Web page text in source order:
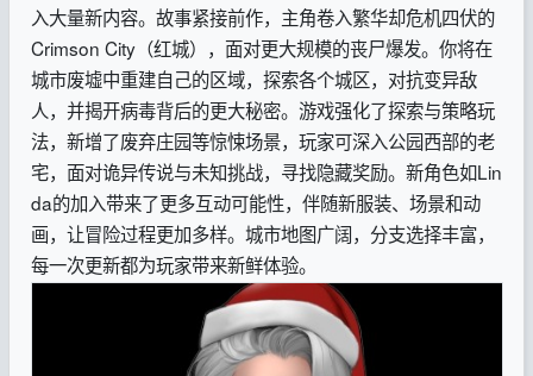
入大量新内容。故事紧接前作，主角卷入繁华却危机四伏的
Crimson City（红城），面对更大规模的丧尸爆发。你将在
城市废墟中重建自己的区域，探索各个城区，对抗变异敌
人，并揭开病毒背后的更大秘密。游戏强化了探索与策略玩
法，新增了废弃庄园等惊悚场景，玩家可深入公园西部的老
宅，面对诡异传说与未知挑战，寻找隐藏奖励。新角色如Lin
da的加入带来了更多互动可能性，伴随新服装、场景和动
画，让冒险过程更加多样。城市地图广阔，分支选择丰富，
每一次更新都为玩家带来新鲜体验。